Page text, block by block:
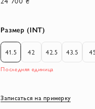
Размер (INT)
41.5 42 42.5 43.5
Последняя единица
Записаться на примерку